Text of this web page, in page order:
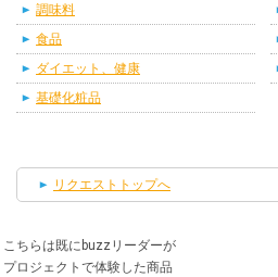
調味料
食品
ダイエット、健康
基礎化粧品
リクエストトップへ
こちらは既にbuzzリーダーが
プロジェクトで体験した商品